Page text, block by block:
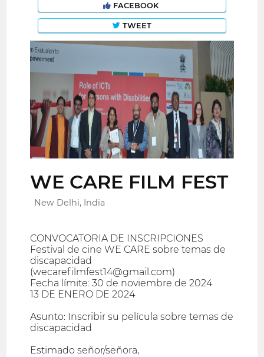
FACEBOOK
TWEET
WE CARE FILM FEST
New Delhi, India
CONVOCATORIA DE INSCRIPCIONES
Festival de cine WE CARE sobre temas de
discapacidad
(wecarefilmfest14@gmail.com)
Fecha límite: 30 de noviembre de 2024
13 DE ENERO DE 2024
Asunto: Inscribir su película sobre temas de
discapacidad
Estimado señor/señora,